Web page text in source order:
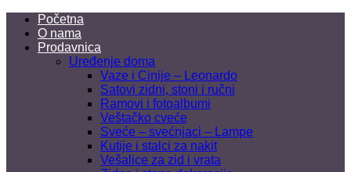
Početna
O nama
Prodavnica
Uređenje doma
Vaze i Cinije – Leonardo
Satovi zidni, stoni i ručni
Ramovi i fotoalbumi
Veštačko cveće
Sveće – svećnjaci – Lampe
Kutije i stalci za nakit
Vešalice za zid i vrata